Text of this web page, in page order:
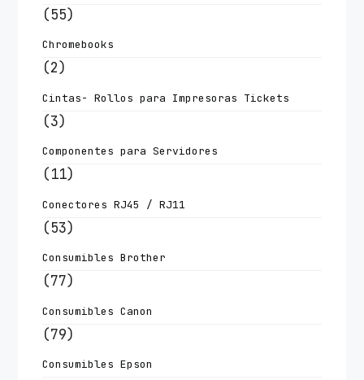
(55)
Chromebooks
(2)
Cintas- Rollos para Impresoras Tickets
(3)
Componentes para Servidores
(11)
Conectores RJ45 / RJ11
(53)
Consumibles Brother
(77)
Consumibles Canon
(79)
Consumibles Epson